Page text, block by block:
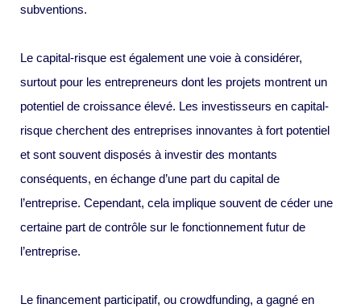
subventions.
Le capital-risque est également une voie à considérer,
surtout pour les entrepreneurs dont les projets montrent un
potentiel de croissance élevé. Les investisseurs en capital-
risque cherchent des entreprises innovantes à fort potentiel
et sont souvent disposés à investir des montants
conséquents, en échange d’une part du capital de
l’entreprise. Cependant, cela implique souvent de céder une
certaine part de contrôle sur le fonctionnement futur de
l’entreprise.
Le financement participatif, ou crowdfunding, a gagné en